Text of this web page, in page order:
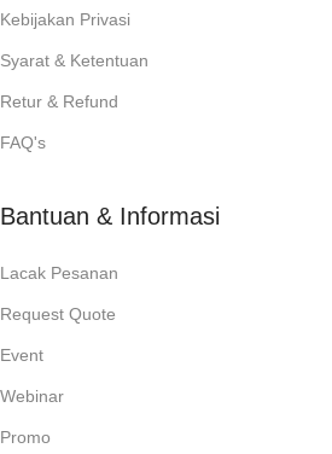
Kebijakan Privasi
Syarat & Ketentuan
Retur & Refund
FAQ's
Bantuan & Informasi
Lacak Pesanan
Request Quote
Event
Webinar
Promo